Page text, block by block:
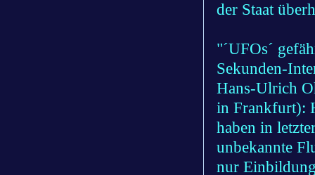
der Staat
"´UFOs´
Sekunden-
Hans-Ulrich
in Frankfurt):
haben in
unbekannte
nur